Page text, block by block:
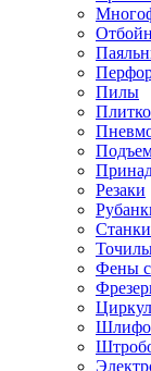
Пилы
Резаки
Станки
Фены